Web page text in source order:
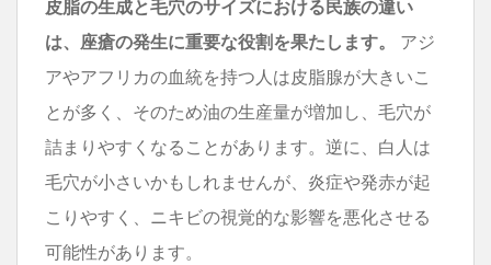
皮脂の生成と毛穴のサイズにおける民族の違い
は、座瘡の発生に重要な役割を果たします。
アジ
アやアフリカの血統を持つ人は皮脂腺が大きいこ
とが多く、そのため油の生産量が増加し、毛穴が
詰まりやすくなることがあります。逆に、白人は
毛穴が小さいかもしれませんが、炎症や発赤が起
こりやすく、ニキビの視覚的な影響を悪化させる
可能性があります。